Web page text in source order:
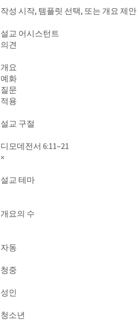
작성 시작, 템플릿 선택, 또는 개요 제안
설교 어시스턴트
의견
개요
예화
질문
적용
설교 구절
디모데전서 6:11–21
×
설교 테마
개요의 수
자동
청중
성인
청소년